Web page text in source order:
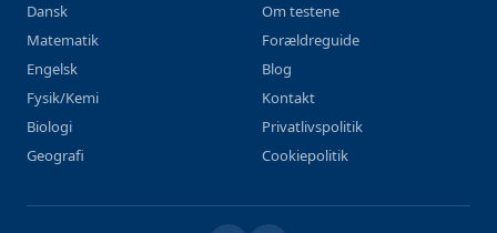
Dansk
Matematik
Engelsk
Fysik/Kemi
Biologi
Geografi
Om testene
Forældreguide
Blog
Kontakt
Privatlivspolitik
Cookiepolitik